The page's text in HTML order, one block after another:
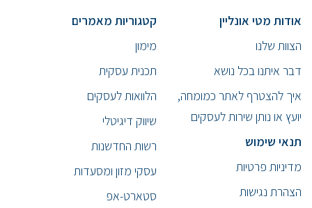
אודות מטי אונליין
הצוות שלנו
דבר איתנו בכל נושא
איך להצטרף לאתר כמומחה,
יועץ או נותן שירות לעסקים
תנאי שימוש
מדיניות פרטיות
הצהרת נגישות
קטגוריות מאמרים
מימון
תכנית עסקית
הלוואות לעסקים
שיווק דיגיטלי
רשות החדשנות
עסקי מזון ומסעדות
סטארט-אפ